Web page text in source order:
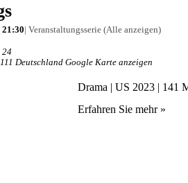
21:30| Veranstaltungsserie (Alle anzeigen)
24
Deutschland Google Karte anzeigen
Drama | US 2023 | 141
Erfahren Sie mehr »